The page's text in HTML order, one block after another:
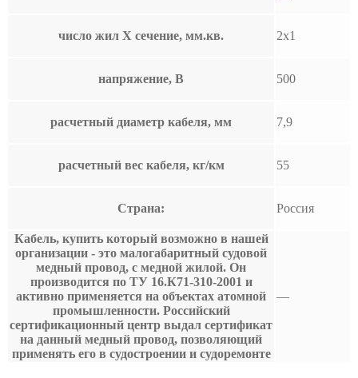
число жил Х сечение, мм.кв. 2х1
напряжение, В 500
расчетный диаметр кабеля, мм 7,9
расчетный вес кабеля, кг/км 55
Страна: Россия
Кабель, купить который возможно в нашей
организации - это малогабаритный судовой
медный провод, с медной жилой. Он
производится по ТУ 16.К71-310-2001 и
активно применяется на объектах атомной
промышленности. Российский
сертификационный центр выдал сертификат
на данный медный провод, позволяющий
применять его в судостроении и судоремонте
—